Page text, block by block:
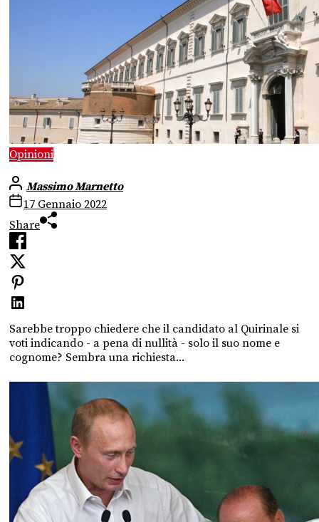
Opinioni
Massimo Marnetto
17 Gennaio 2022
Share
Sarebbe troppo chiedere che il candidato al Quirinale si
voti indicando - a pena di nullità - solo il suo nome e
cognome? Sembra una richiesta...